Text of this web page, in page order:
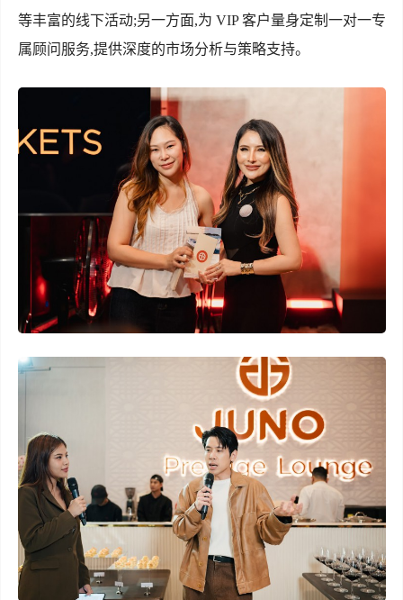
等丰富的线下活动;另一方面,为 VIP 客户量身定制一对一专
属顾问服务,提供深度的市场分析与策略支持。